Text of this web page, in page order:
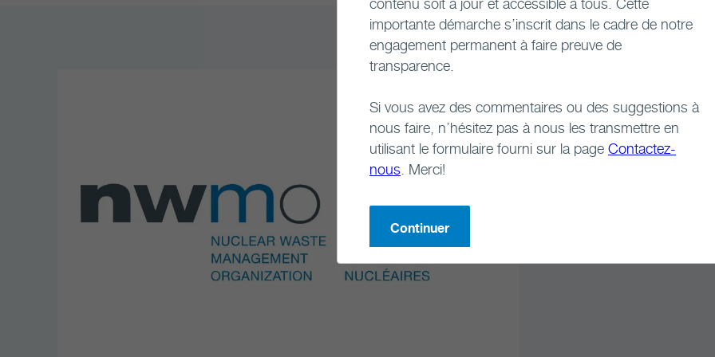
La SGDN
les
importante démarche s’inscrit dans le cadre de notre
engagement permanent à faire preuve de
transparence.
Si vous avez des commentaires ou des suggestions à
nous faire, n’hésitez pas à nous les transmettre en
utilisant le formulaire fourni sur la page Contactez-
nous . Merci!
Continuer